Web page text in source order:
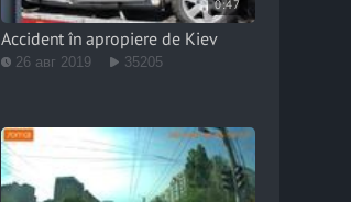
0:47
Accident în apropiere de Kiev
26 авг 2019 35205